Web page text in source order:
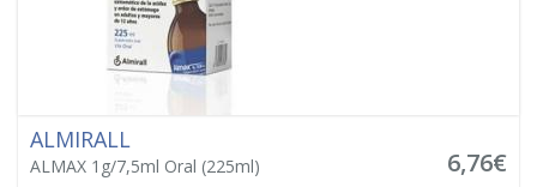
ALMIRALL
ALMAX 1g/7,5ml Oral (225ml) 6,76€